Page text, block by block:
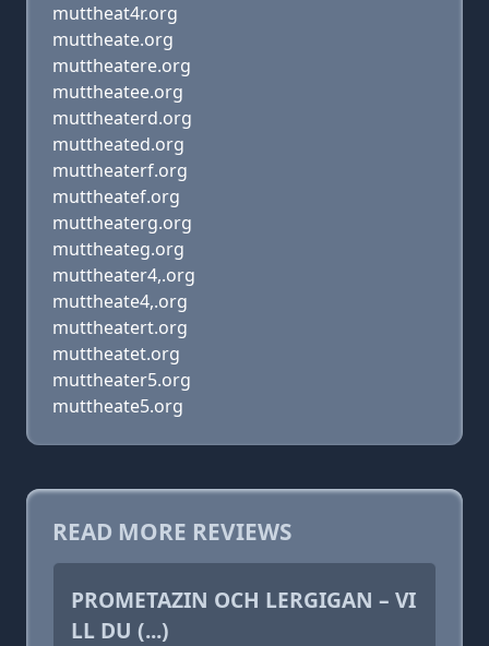
muttheat4r.org
muttheate.org
muttheatere.org
muttheatee.org
muttheaterd.org
muttheated.org
muttheaterf.org
muttheatef.org
muttheaterg.org
muttheateg.org
muttheater4,.org
muttheate4,.org
muttheatert.org
muttheatet.org
muttheater5.org
muttheate5.org
READ MORE REVIEWS
PROMETAZIN OCH LERGIGAN – VI
LL DU (...)